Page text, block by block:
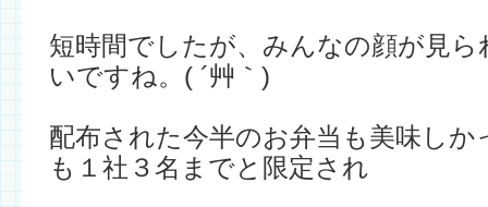
短時間でしたが、みんなの顔が見
いですね。( ´艸｀)
配布された今半のお弁当も美味しか
も１社３名までと限定され